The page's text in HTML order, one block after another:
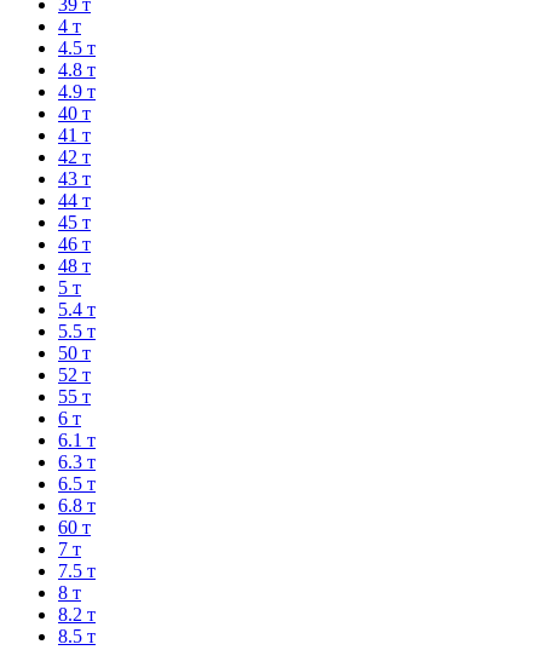
39 т
4 т
4.5 т
4.8 т
4.9 т
40 т
41 т
42 т
43 т
44 т
45 т
46 т
48 т
5 т
5.4 т
5.5 т
50 т
52 т
55 т
6 т
6.1 т
6.3 т
6.5 т
6.8 т
60 т
7 т
7.5 т
8 т
8.2 т
8.5 т